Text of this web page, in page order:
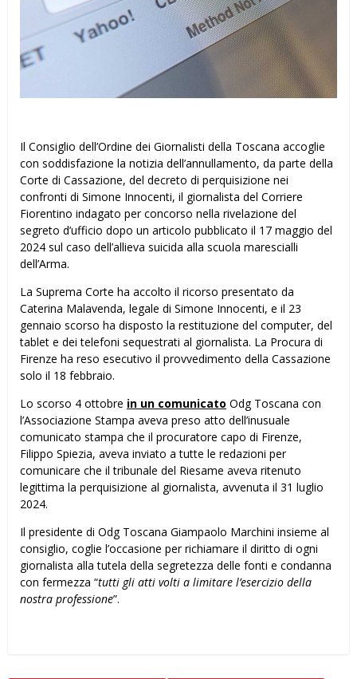
Il Consiglio dell’Ordine dei Giornalisti della Toscana accoglie
con soddisfazione la notizia dell’annullamento, da parte della
Corte di Cassazione, del decreto di perquisizione nei
confronti di Simone Innocenti, il giornalista del Corriere
Fiorentino indagato per concorso nella rivelazione del
segreto d’ufficio dopo un articolo pubblicato il 17 maggio del
2024 sul caso dell’allieva suicida alla scuola marescialli
dell’Arma.
La Suprema Corte ha accolto il ricorso presentato da
Caterina Malavenda, legale di Simone Innocenti, e il 23
gennaio scorso ha disposto la restituzione del computer, del
tablet e dei telefoni sequestrati al giornalista. La Procura di
Firenze ha reso esecutivo il provvedimento della Cassazione
solo il 18 febbraio.
Lo scorso 4 ottobre in un comunicato Odg Toscana con
l’Associazione Stampa aveva preso atto dell’inusuale
comunicato stampa che il procuratore capo di Firenze,
Filippo Spiezia, aveva inviato a tutte le redazioni per
comunicare che il tribunale del Riesame aveva ritenuto
legittima la perquisizione al giornalista, avvenuta il 31 luglio
2024.
Il presidente di Odg Toscana Giampaolo Marchini insieme al
consiglio, coglie l’occasione per richiamare il diritto di ogni
giornalista alla tutela della segretezza delle fonti e condanna
con fermezza “tutti gli atti volti a limitare l’esercizio della
nostra professione”.